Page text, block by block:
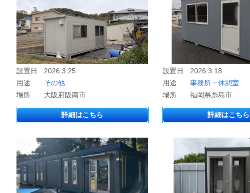
設置日
2026.3.25
用途
その他
場所
大阪府阪南市
詳細はこちら
設置日
2026.3.18
用途
事務所・休憩室
場所
福岡県糸島市
詳細はこちら